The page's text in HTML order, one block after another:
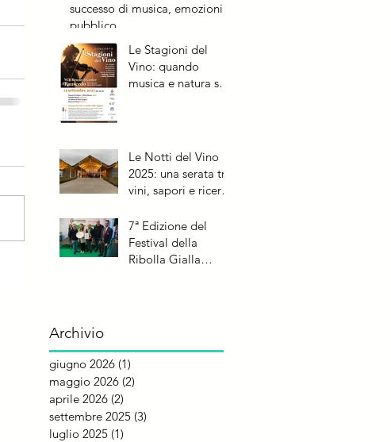
successo di musica, emozioni e
pubblico
Le Stagioni del
Vino: quando
musica e natura si
Le Notti del Vino
2025: una serata tra
vini, sapori e ricerca
Rauscedo
7ª Edizione del
Festival della
Ribolla Gialla
Archivio
giugno 2026 (1)
maggio 2026 (2)
aprile 2026 (2)
settembre 2025 (3)
luglio 2025 (1)